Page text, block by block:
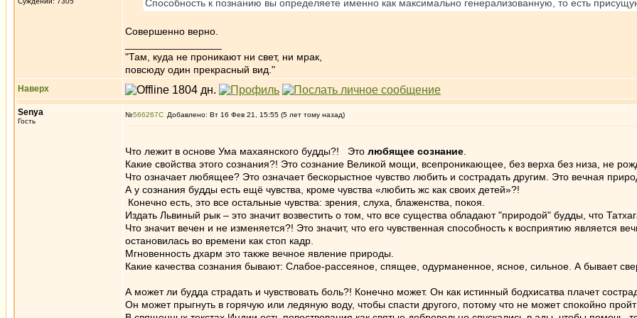
Способность к познанию вы определяете именно как максимально генерализованную, то есть
Совершенно верно.
"Там, куда не проникают ни свет, ни мрак,
повсюду один прекрасный вид."
Наверх
Senya
Гость
№566267 Добавлено: Вт 16 Фев 21, 15:55 (5 лет тому назад)
Что лежит в основе Ума махаянского будды?! Это любящее сознание
Какие свойства этого сознания?! Это сознание Великой мощи, всепроникающее, без верха без низа, не
Что означает любящее? Это означает бескорыстное чувство любить и сострадать другим. Это вечная
А у сознания будды есть ещё чувства, кроме чувства «любить жс как своих детей»?!
Конечно есть, это все остальные чувства: зрения, слуха, блаженства, покоя.
Издать Львиный рык – это значит возвестить о том, что все существа обладают "природой" будды, что
Что значит вечен и не изменяется?! Это значит, что его чувственная способность к восприятию является
остановилась во времени как стоп кадр.
Мгновенность дхарм это также вечное явление природы.
Какие качества сознания бывают: Слабое-рассеяное, спящее, одурманенное, ясное, сильное. А бывает
А может ли будда страдать и чувствовать боль?! Конечно может. Он как истинный бодхисатва плачет
Он может прыгнуть в горячую или ледяную воду, чтобы спасти другого, потому что не может спокойно